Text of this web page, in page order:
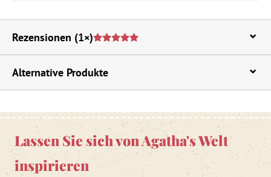
Rezensionen (1×)
Alternative Produkte
Lassen Sie sich von Agatha's Welt
inspirieren